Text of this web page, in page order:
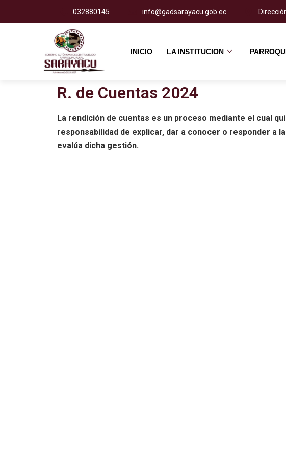
032880145 info@gadsarayacu.gob.ec
INICIO LA INSTITUCION
R. de Cuentas 2024
La rendición de cuentas es un proceso mediante el cual
responsabilidad de explicar, dar a conocer o responder a
evalúa dicha gestión.